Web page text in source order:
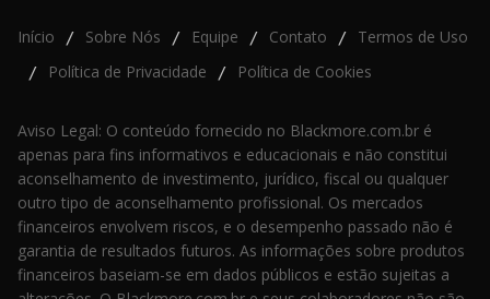
Início / Sobre Nós / Equipe / Contato / Termos de Uso
/ Política de Privacidade / Política de Cookies
Aviso Legal: O conteúdo fornecido no Blackmore.com.br é
apenas para fins informativos e educacionais e não constitui
aconselhamento de investimento, jurídico, fiscal ou qualquer
outro tipo de aconselhamento profissional. Os mercados
financeiros envolvem riscos, e o desempenho passado não é
garantia de resultados futuros. As informações sobre produtos
financeiros baseiam-se em dados públicos e estão sujeitas a